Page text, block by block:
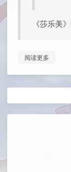
《莎乐美
阅读更多